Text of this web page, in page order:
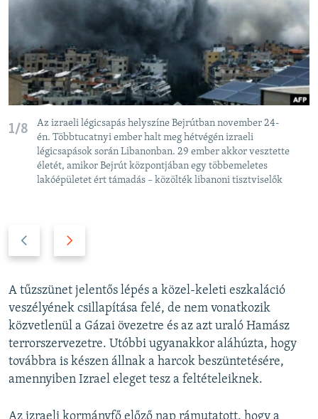
1/8
Az izraeli légicsapás helyszíne Bejrútban november 24-
én. Többtucatnyi ember halt meg hétvégén izraeli
légicsapások során Libanonban. 29 ember akkor vesztette
életét, amikor Bejrút központjában egy többemeletes
lakóépületet ért támadás – közölték libanoni tisztviselők
v
i
o
u
s
s
i
t
s
l
i
d
e
A tűzszünet jelentős lépés a közel-keleti eszkaláció
veszélyének csillapítása felé, de nem vonatkozik
közvetlenül a Gázai övezetre és az azt uraló Hamász
terrorszervezetre. Utóbbi ugyanakkor aláhúzta, hogy
továbbra is készen állnak a harcok beszüntetésére,
amennyiben Izrael eleget tesz a feltételeiknek.